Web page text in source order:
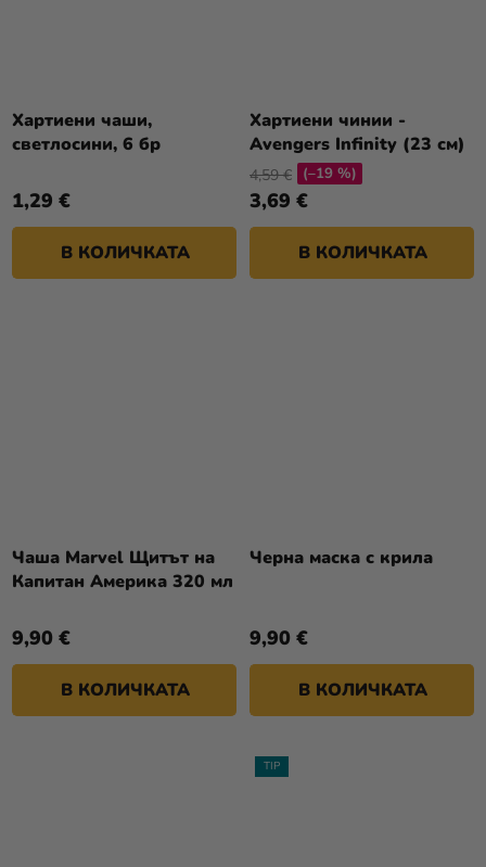
Хартиени чаши,
светлосини, 6 бр
1,29 €
В КОЛИЧКАТА
Хартиени чинии -
Avengers Infinity (23 см)
3,69 €
4,59 € (–19 %)
В КОЛИЧКАТА
Чаша Marvel Щитът на
Капитан Америка 320 мл
9,90 €
В КОЛИЧКАТА
Черна маска с крила
9,90 €
В КОЛИЧКАТА
TIP